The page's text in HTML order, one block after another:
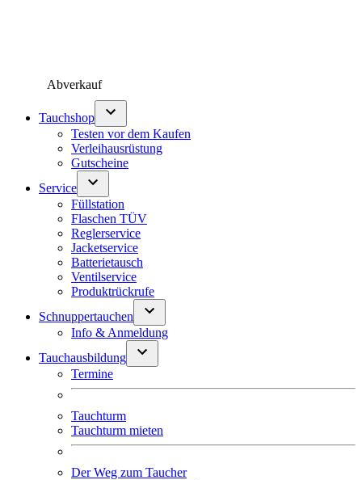
Abverkauf
Tauchshop
Testen vor dem Kaufen
Verleihausrüstung
Gutscheine
Service
Füllstation
Flaschen TÜV
Reglerservice
Jacketservice
Batterietausch
Ventilservice
Produktrückrufe
Schnuppertauchen
Info & Anmeldung
Tauchausbildung
Termine
Tauchturm
Tauchturm mieten
Der Weg zum Taucher